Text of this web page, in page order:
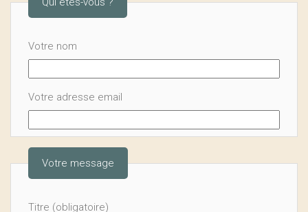
Votre nom
Votre adresse email
Votre message
Titre (obligatoire)